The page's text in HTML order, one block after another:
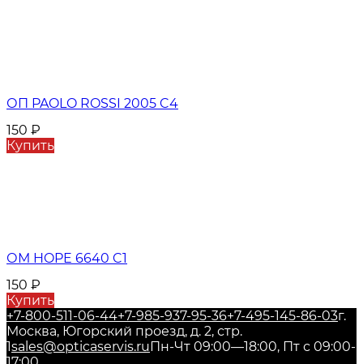
ОП PAOLO ROSSI 2005 C4
150 ₽
Купить
ОМ HOPE 6640 C1
150 ₽
Купить
+7-800-511-06-44+7-985-937-95-36+7-495-145-86-03г.
Москва, Югорский проезд, д. 2, стр.
1sales@opticaservis.ruПн-Чт 09:00—18:00, Пт с 09:00-